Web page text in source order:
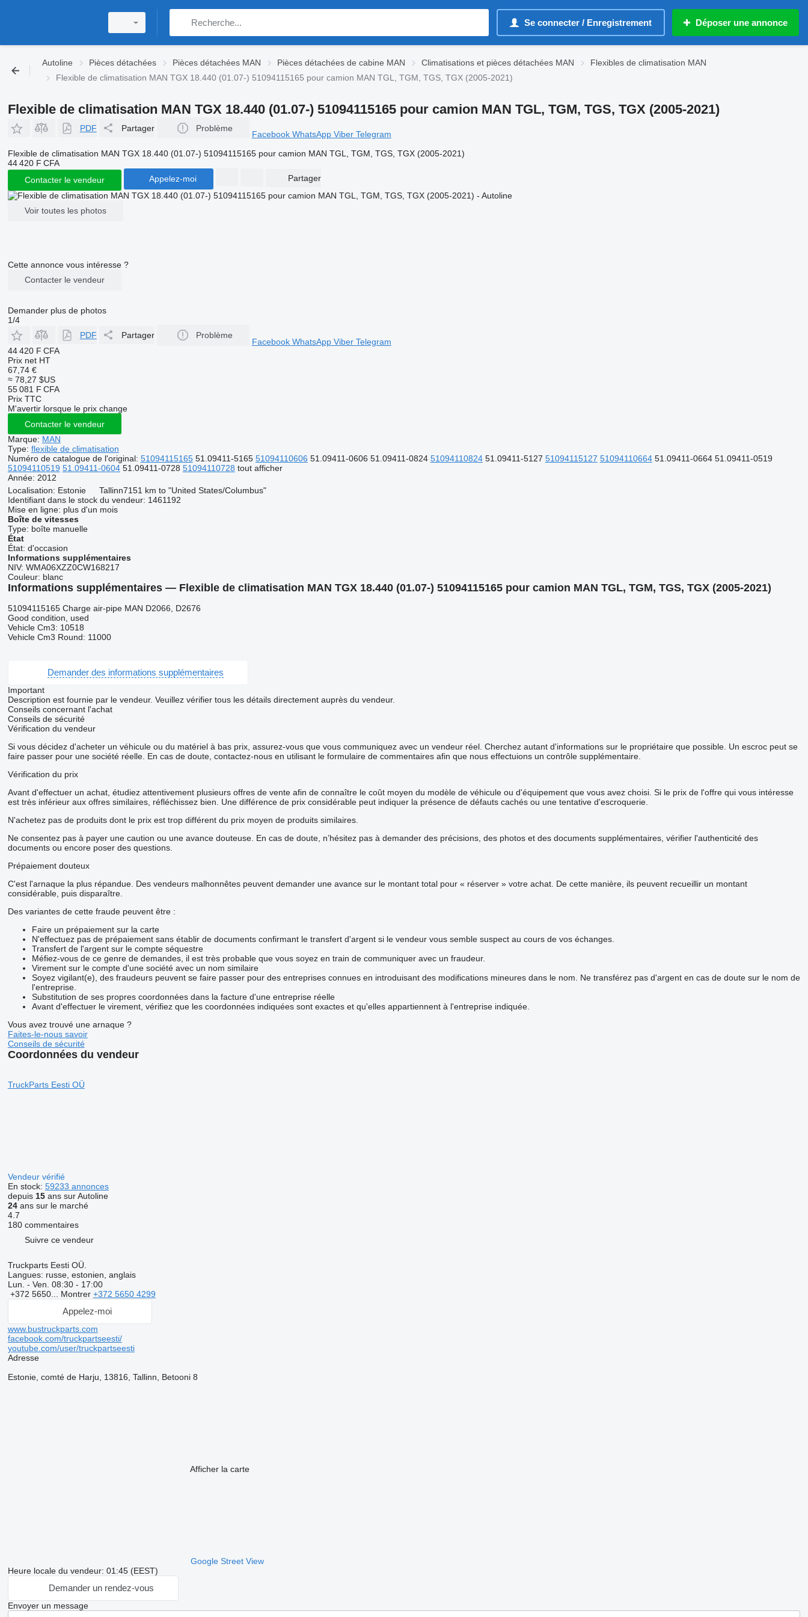
Se connecter / Enregistrement Déposer une annonce
Autoline Pièces détachées Pièces détachées MAN Pièces détachées de cabine MAN Climatisations et pièces détachées MAN
Flexibles de climatisation MAN
Flexible de climatisation MAN TGX 18.440 (01.07-) 51094115165 pour camion MAN TGL, TGM, TGS, TGX (2005-2021)
Flexible de climatisation MAN TGX 18.440 (01.07-) 51094115165 pour camion MAN TGL, TGM, TGS, TGX (2005-2021)
PDF Partager Problème
Facebook WhatsApp Viber Telegram
Flexible de climatisation MAN TGX 18.440 (01.07-) 51094115165 pour camion MAN TGL, TGM, TGS, TGX (2005-2021)
44 420 F CFA
Contacter le vendeur
Appelez-moi Partager
Voir toutes les photos
Cette annonce vous intéresse ?
Contacter le vendeur
Demander plus de photos
1/4
PDF
Partager Problème
Facebook WhatsApp Viber Telegram
44 420 F CFA
Prix net HT
67,74 €
≈ 78,27 $US
55 081 F CFA
Prix TTC
M'avertir lorsque le prix change
Contacter le vendeur
Marque: MAN
Type: flexible de climatisation
Numéro de catalogue de l'original: 5109411516551.09411-5165 51094110606 51.09411-0606 51.09411-0824 5109411082451.09411-5127 51094115127 5109411066451.09411-0664 51.09411-0519
51094110519 51.09411-060451.09411-0728 51094110728 tout afficher
Année: 2012
Localisation: Estonie Tallinn7151 km to "United States/Columbus"
Identifiant dans le stock du vendeur: 1461192
Mise en ligne: plus d'un mois
Boîte de vitesses
Type: boîte manuelle
État
État: d'occasion
Informations supplémentaires
NIV: WMA06XZZ0CW168217
Couleur: blanc
Informations supplémentaires — Flexible de climatisation MAN TGX 18.440 (01.07-) 51094115165 pour camion MAN TGL, TGM, TGS, TGX (2005-2021)
51094115165 Charge air-pipe MAN D2066, D2676
Good condition, used
Vehicle Cm3: 10518
Vehicle Cm3 Round: 11000
Demander des informations supplémentaires
Important
Description est fournie par le vendeur. Veuillez vérifier tous les détails directement auprès du vendeur.
Conseils concernant l'achat
Conseils de sécurité
Vérification du vendeur
Si vous décidez d'acheter un véhicule ou du matériel à bas prix, assurez-vous que vous communiquez avec un vendeur réel. Cherchez autant d'informations sur le propriétaire que possible. Un escroc peut se
faire passer pour une société réelle. En cas de doute, contactez-nous en utilisant le formulaire de commentaires afin que nous effectuions un contrôle supplémentaire.
Vérification du prix
Avant d'effectuer un achat, étudiez attentivement plusieurs offres de vente afin de connaître le coût moyen du modèle de véhicule ou d'équipement que vous avez choisi. Si le prix de l'offre qui vous intéresse
est très inférieur aux offres similaires, réfléchissez bien. Une différence de prix considérable peut indiquer la présence de défauts cachés ou une tentative d'escroquerie.
N'achetez pas de produits dont le prix est trop différent du prix moyen de produits similaires.
Ne consentez pas à payer une caution ou une avance douteuse. En cas de doute, n’hésitez pas à demander des précisions, des photos et des documents supplémentaires, vérifier l'authenticité des
documents ou encore poser des questions.
Prépaiement douteux
C'est l'arnaque la plus répandue. Des vendeurs malhonnêtes peuvent demander une avance sur le montant total pour « réserver » votre achat. De cette manière, ils peuvent recueillir un montant
considérable, puis disparaître.
Des variantes de cette fraude peuvent être :
Faire un prépaiement sur la carte
N'effectuez pas de prépaiement sans établir de documents confirmant le transfert d'argent si le vendeur vous semble suspect au cours de vos échanges.
Transfert de l'argent sur le compte séquestre
Méfiez-vous de ce genre de demandes, il est très probable que vous soyez en train de communiquer avec un fraudeur.
Virement sur le compte d'une société avec un nom similaire
Soyez vigilant(e), des fraudeurs peuvent se faire passer pour des entreprises connues en introduisant des modifications mineures dans le nom. Ne transférez pas d'argent en cas de doute sur le nom de
l'entreprise.
Substitution de ses propres coordonnées dans la facture d'une entreprise réelle
Avant d'effectuer le virement, vérifiez que les coordonnées indiquées sont exactes et qu'elles appartiennent à l'entreprise indiquée.
Vous avez trouvé une arnaque ?
Faites-le-nous savoir
Conseils de sécurité
Coordonnées du vendeur
TruckParts Eesti OÜ
Vendeur vérifié
En stock: 59233 annonces
depuis 15ans sur Autoline
24ans sur le marché
4.7
180 commentaires
Suivre ce vendeur
Truckparts Eesti OÜ.
Langues: russe, estonien, anglais
Lun. - Ven. 08:30 - 17:00
+372 5650... Montrer +372 5650 4299
Appelez-moi
www.bustruckparts.com
facebook.com/truckpartseesti/
youtube.com/user/truckpartseesti
Adresse
Estonie, comté de Harju, 13816, Tallinn, Betooni 8
Afficher la carte
Google Street View
Heure locale du vendeur: 01:45 (EEST)
Demander un rendez-vous
Envoyer un message